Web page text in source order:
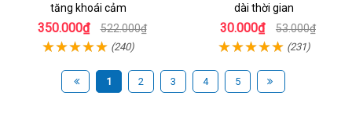
tăng khoái cảm
350.000₫ 522.000₫
(240)
dài thời gian
30.000₫ 53.000₫
(231)
1 2 3 4 5